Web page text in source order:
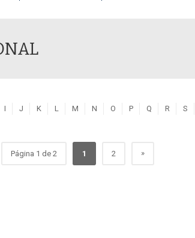
I J K L M N O P Q R S
Página 1 de 2 1 2 »